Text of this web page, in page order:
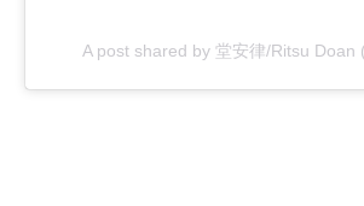
A post shared by 堂安律/Ritsu Doan